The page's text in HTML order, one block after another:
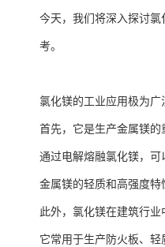
今天，我们将深入探讨
考。
氯化镁的工业应用极为广
首先，它是生产金属镁的
通过电解熔融氯化镁，可
金属镁的轻质和高强度特
此外，氯化镁在建筑行业
它常用于生产防火板、轻